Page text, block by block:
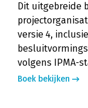
Dit uitgebreide
versie 4,
volgens IPMA-
Boek bekijken